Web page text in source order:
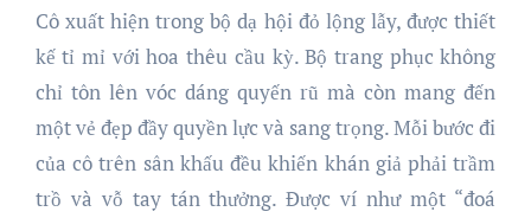
Cô xuất hiện trong bộ dạ hội đỏ lộng lẫy, được thiết
kế tỉ mỉ với hoa thêu cầu kỳ. Bộ trang phục không
chỉ tôn lên vóc dáng quyến rũ mà còn mang đến
một vẻ đẹp đầy quyền lực và sang trọng. Mỗi bước đi
của cô trên sân khấu đều khiến khán giả phải trầm
trồ và vỗ tay tán thưởng. Được ví như một “đoá